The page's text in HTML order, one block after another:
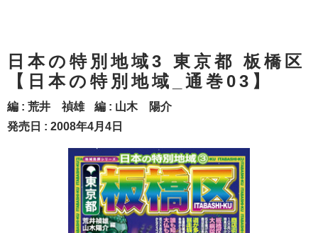
日本の特別地域3 東京都 板橋区
【日本の特別地域_通巻03】
編 : 荒井 禎雄 編 : 山木 陽介
発売日 : 2008年4月4日